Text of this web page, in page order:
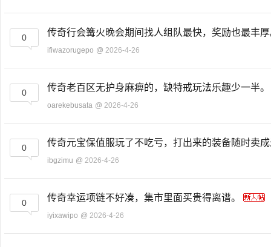
0 传奇行会篝火晚会期间找人组队最快，奖励也最丰
ifiwazorugepo @ 2026-4-26
0 传奇老百区无护身麻痹的，缺特戒玩法乐趣少一半
oarekebusata @ 2026-4-26
0 传奇元宝保值服玩了不吃亏，打出来的装备随时卖
ibgzimu @ 2026-4-26
0 传奇幸运项链不好凑，集市里面买贵得离谱。
iyixawipo @ 2026-4-26